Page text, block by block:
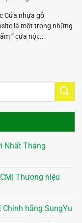
Nhất Tháng
Thương hiệu
hãng SungYu
Cửa nhựa gỗ
là một trong những
” cửa nội...